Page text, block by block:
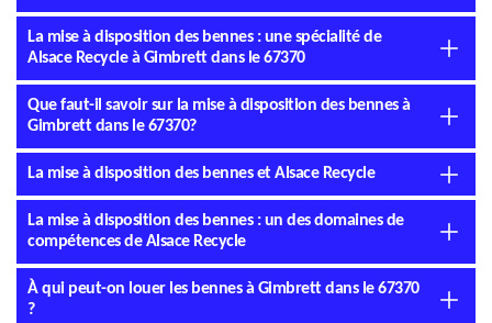
La mise à disposition des bennes : une spécialité de
Alsace Recycle à Gimbrett dans le 67370
Que faut-il savoir sur la mise à disposition des bennes à
Gimbrett dans le 67370?
La mise à disposition des bennes et Alsace Recycle
La mise à disposition des bennes : un des domaines de
compétences de Alsace Recycle
À qui peut-on louer les bennes à Gimbrett dans le 67370
?